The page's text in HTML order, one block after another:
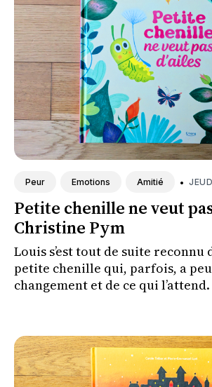
Peur Emotions Amitié •
Petite chenille ne veut
Christine Pym
Louis s’est tout de suite reconnu
petite chenille qui, parfois, a
changement et de ce qui l’attend.